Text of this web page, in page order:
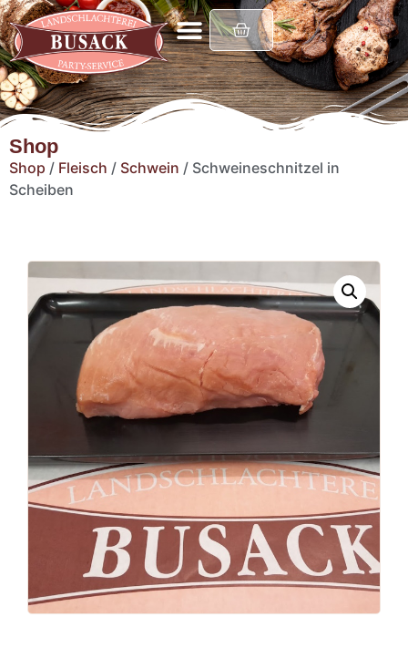
Shop
Shop / Fleisch / Schwein / Schweineschnitzel in
Scheiben